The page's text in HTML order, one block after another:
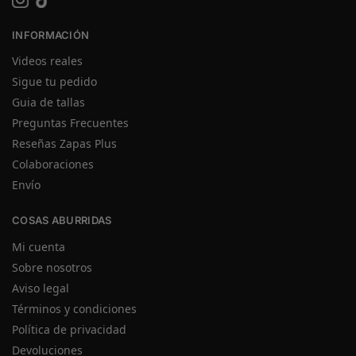
INFORMACIÓN
Videos reales
Sigue tu pedido
Guia de tallas
Preguntas Frecuentes
Reseñas Zapas Plus
Colaboraciones
Envío
COSAS ABURRIDAS
Mi cuenta
Sobre nosotros
Aviso legal
Términos y condiciones
Política de privacidad
Devoluciones